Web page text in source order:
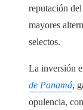
reputación
mayores
selectos.
La inversión
de Panamá,
opulencia,